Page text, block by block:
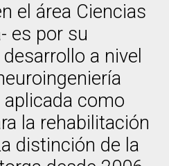
el área Ciencias
es por su
a nivel
como
la rehabilitación
distinción de la